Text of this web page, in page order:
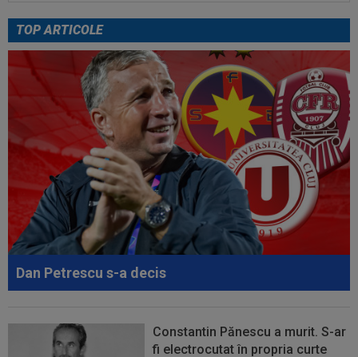
17:15
Ioan Varga a făcut anunțul despre transferul lui
Billel Omrani la CFR Cluj
Dur! România a pierdut la scor în fața Franței,
la Campionatul Mondial. Singura...
17:07
MM Stoica, convins când a văzut ce ”nebunie”
a făcut fiica sa Teodora: ”Am fost...
TOP ARTICOLE
Dan Petrescu s-a decis
Constantin Pănescu a murit. S-ar
fi electrocutat în propria curte